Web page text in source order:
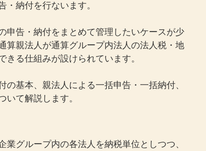
・納付を行ないます。
申告・納付をまとめて管理したいケースが少
算親法人が通算グループ内法人の法人税・地
る仕組みが設けられています。
基本、親法人による一括申告・一括納付、
いて解説します。
グループ内の各法人を納税単位としつつ、